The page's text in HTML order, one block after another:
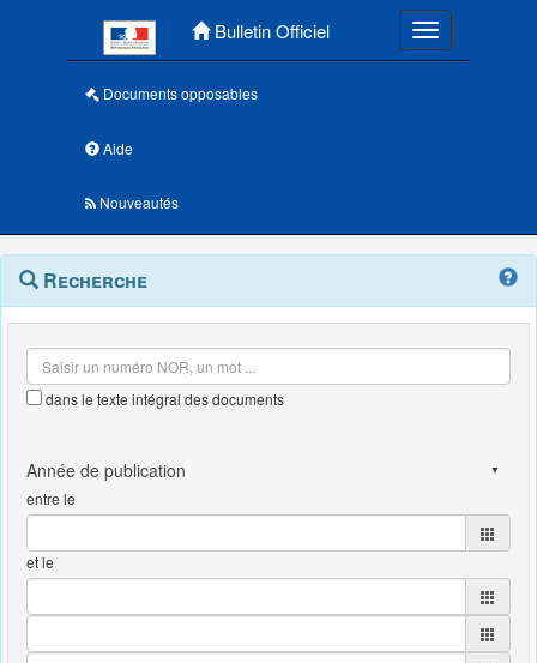
Bulletin Officiel Toggle
Documents opposables
Aide
Nouveautés
Navigation
outils
Menu
contextuel
Recherche
dans le texte intégral des documents
entre le
et le